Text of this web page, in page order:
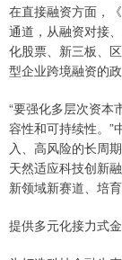
在直接融资方面，
通道，从融资对接
化股票、新三板、
型企业跨境融资的政
“要强化多层次资本
容性和可持续性。”
入、高风险的长周
天然适应科技创新
新领域新赛道、培
提供多元化接力式